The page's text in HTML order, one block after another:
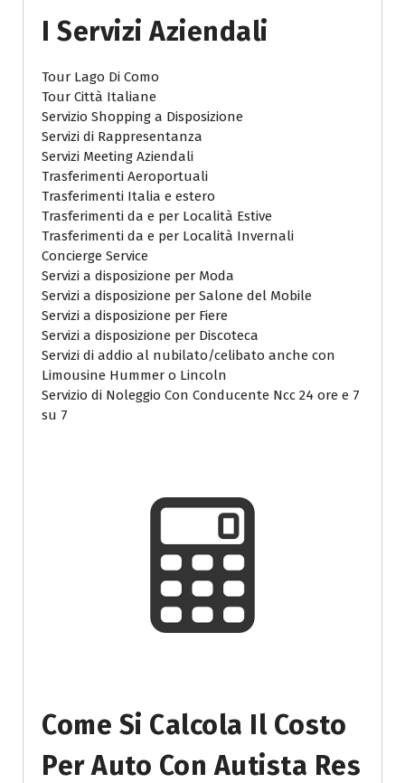
I Servizi Aziendali
Tour Lago Di Como
Tour Città Italiane
Servizio Shopping a Disposizione
Servizi di Rappresentanza
Servizi Meeting Aziendali
Trasferimenti Aeroportuali
Trasferimenti Italia e estero
Trasferimenti da e per Località Estive
Trasferimenti da e per Località Invernali
Concierge Service
Servizi a disposizione per Moda
Servizi a disposizione per Salone del Mobile
Servizi a disposizione per Fiere
Servizi a disposizione per Discoteca
Servizi di addio al nubilato/celibato anche con
Limousine Hummer o Lincoln
Servizio di Noleggio Con Conducente Ncc 24 ore e 7
su 7
Come Si Calcola Il Costo
Per Auto Con Autista Res